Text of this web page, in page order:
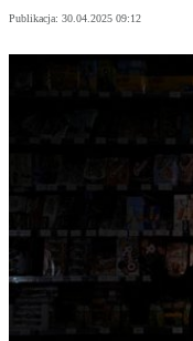
Publikacja: 30.04.2025 09:12